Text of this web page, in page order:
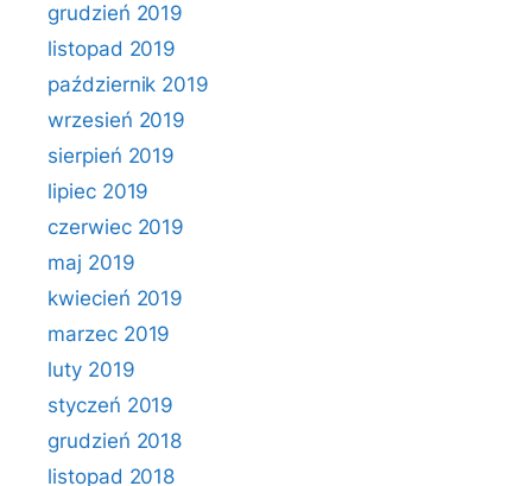
grudzień 2019
listopad 2019
październik 2019
wrzesień 2019
sierpień 2019
lipiec 2019
czerwiec 2019
maj 2019
kwiecień 2019
marzec 2019
luty 2019
styczeń 2019
grudzień 2018
listopad 2018